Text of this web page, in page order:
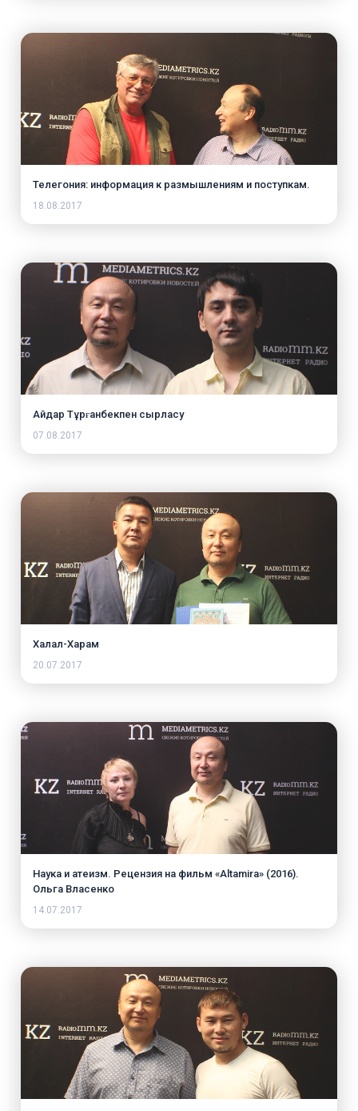
Телегония: информация к размышлениям и поступкам.
18.08.2017
Айдар Тұрғанбекпен сырласу
07.08.2017
Халал-Харам
20.07.2017
Наука и атеизм. Рецензия на фильм «Altamira» (2016).
Ольга Власенко
14.07.2017